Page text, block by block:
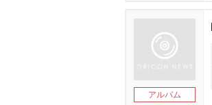
アルバム